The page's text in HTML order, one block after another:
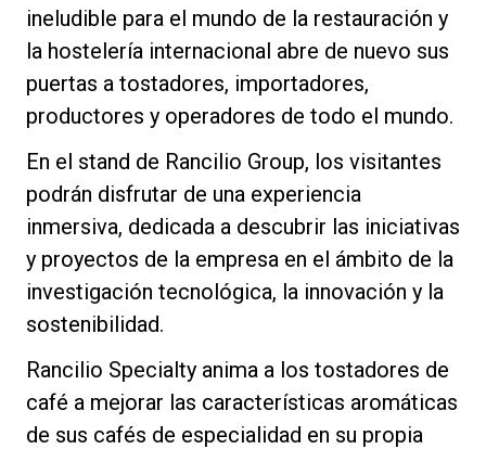
ineludible para el mundo de la restauración y
la hostelería internacional abre de nuevo sus
puertas a tostadores, importadores,
productores y operadores de todo el mundo.
En el stand de Rancilio Group, los visitantes
podrán disfrutar de una experiencia
inmersiva, dedicada a descubrir las iniciativas
y proyectos de la empresa en el ámbito de la
investigación tecnológica, la innovación y la
sostenibilidad.
Rancilio Specialty anima a los tostadores de
café a mejorar las características aromáticas
de sus cafés de especialidad en su propia
Sostenibilidad
Connect
Contacto
Política de Privacidad